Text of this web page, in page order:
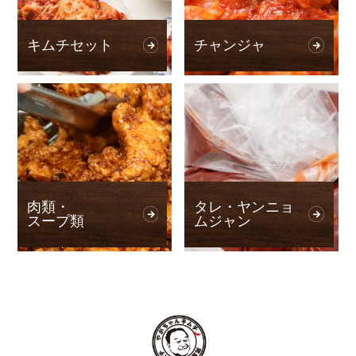
キムチセット チャンジャ
肉類・
スープ類
タレ・ヤンニョ
ムジャン